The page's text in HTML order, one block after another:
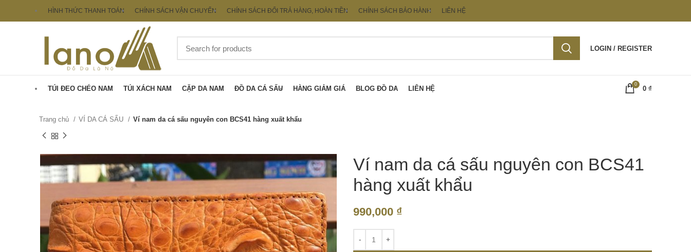
HÌNH THỨC THANH TOÁN CHÍNH SÁCH VẬN CHUYỂN CHÍNH SÁCH ĐỔI TRẢ HÀNG, HOÀN TIỀN CHÍNH SÁCH BẢO HÀNH LIÊN HỆ
LOGIN / REGISTER
TÚI ĐEO CHÉO NAM TÚI XÁCH NAM CẶP DA NAM ĐỒ DA CÁ SẤU HÀNG GIẢM GIÁ BLOG ĐỒ DA LIÊN HỆ
0
0 ₫
Trang chủ VÍ DA CÁ SẤU Ví nam da cá sấu nguyên con BCS41 hàng xuất khẩu
Ví nam da cá sấu nguyên con BCS41
hàng xuất khẩu
990,000 ₫